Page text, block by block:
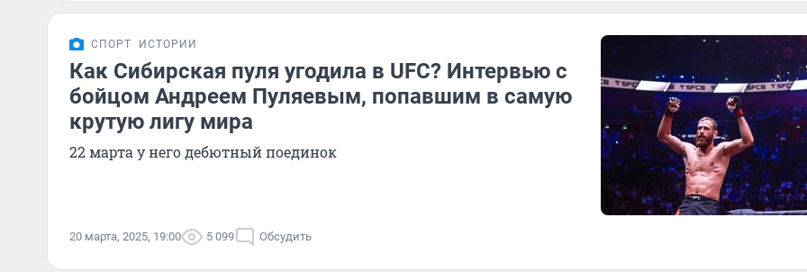
СПОРТ ИСТОРИИ
Как Сибирская пуля угодила в UFC? Интервью с
бойцом Андреем Пуляевым, попавшим в самую
крутую лигу мира
22 марта у него дебютный поединок
20 марта, 2025, 19:00 5 099 Обсудить